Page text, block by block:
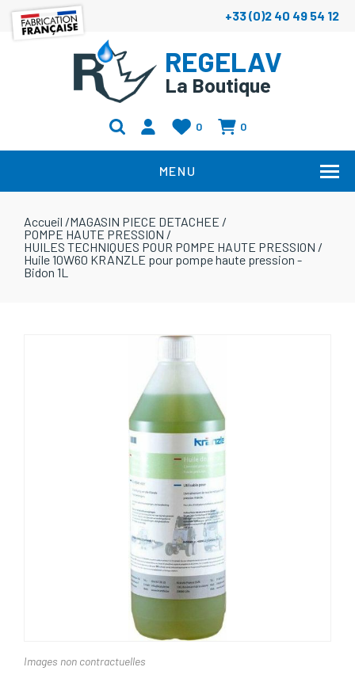
+33 (0)2 40 49 54 12
REGELAV
La Boutique
0 0
MENU
Accueil /MAGASIN PIECE DETACHEE /
POMPE HAUTE PRESSION /
HUILES TECHNIQUES POUR POMPE HAUTE PRESSION /
Huile 10W60 KRANZLE pour pompe haute pression -
Bidon 1L
Images non contractuelles